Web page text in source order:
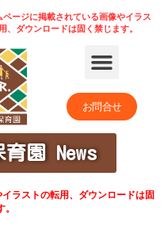
ージに掲載されている画像やイラス
、ダウンロードは固く禁じます。
お問合せ
園 News
ラストの転用、ダウンロードは固